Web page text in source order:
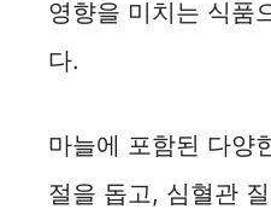
영향을 미치는 식품
다.
마늘에 포함된 다양
절을 돕고, 심혈관